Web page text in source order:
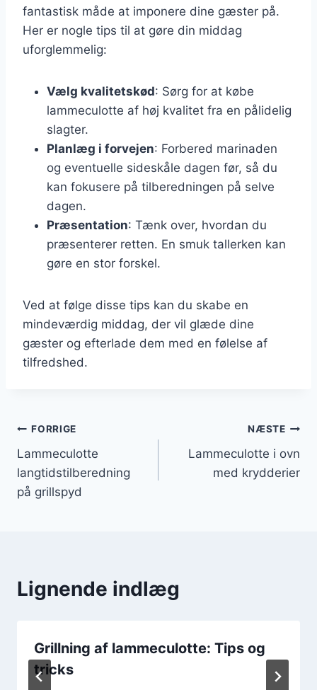
fantastisk måde at imponere dine gæster på.
Her er nogle tips til at gøre din middag
uforglemmelig:
Vælg kvalitetskød: Sørg for at købe
lammeculotte af høj kvalitet fra en pålidelig
slagter.
Planlæg i forvejen: Forbered marinaden
og eventuelle sideskåle dagen før, så du
kan fokusere på tilberedningen på selve
dagen.
Præsentation: Tænk over, hvordan du
præsenterer retten. En smuk tallerken kan
gøre en stor forskel.
Ved at følge disse tips kan du skabe en
mindeværdig middag, der vil glæde dine
gæster og efterlade dem med en følelse af
tilfredshed.
Indlægsnavigation
FORRIGE
Lammeculotte
langtidstilberedning
på grillspyd
NÆSTE
Lammeculotte i ovn
med krydderier
Lignende indlæg
Grillning af lammeculotte: Tips og
tricks